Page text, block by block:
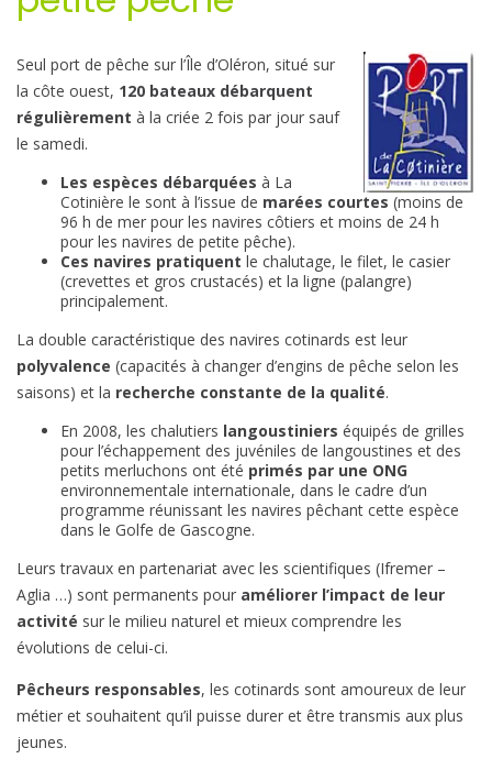
Seul port de pêche sur l’Île d’Oléron, situé sur
la côte ouest, 120 bateaux débarquent
régulièrement à la criée 2 fois par jour sauf
le samedi.
Les espèces débarquées à La
Cotinière le sont à l’issue de marées courtes (moins de
96 h de mer pour les navires côtiers et moins de 24 h
pour les navires de petite pêche).
Ces navires pratiquent le chalutage, le filet, le casier
(crevettes et gros crustacés) et la ligne (palangre)
principalement.
La double caractéristique des navires cotinards est leur
polyvalence (capacités à changer d’engins de pêche selon les
saisons) et la recherche constante de la qualité.
En 2008, les chalutiers langoustiniers équipés de grilles
pour l’échappement des juvéniles de langoustines et des
petits merluchons ont été primés par une ONG
environnementale internationale, dans le cadre d’un
programme réunissant les navires pêchant cette espèce
dans le Golfe de Gascogne.
Leurs travaux en partenariat avec les scientifiques (Ifremer –
Aglia …) sont permanents pour améliorer l’impact de leur
activité sur le milieu naturel et mieux comprendre les
évolutions de celui-ci.
Pêcheurs responsables, les cotinards sont amoureux de leur
métier et souhaitent qu’il puisse durer et être transmis aux plus
jeunes.